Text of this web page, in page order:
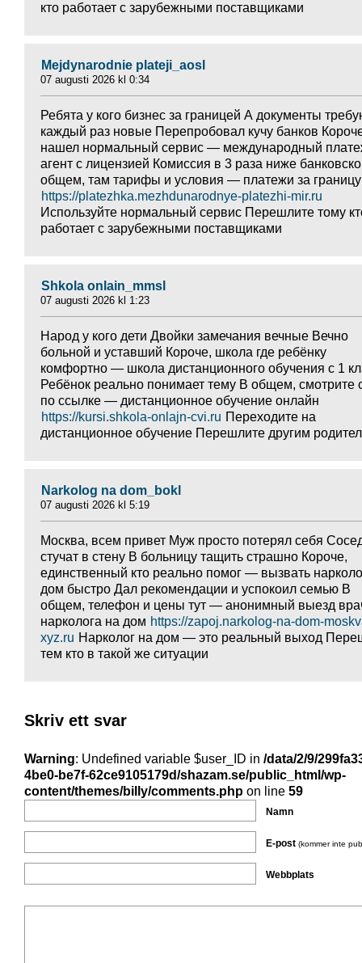
кто работает с зарубежными поставщиками
Mejdynarodnie plateji_aosl
07 augusti 2026 kl 0:34
Ребята у кого бизнес за границей А документы
каждый раз новые Перепробовал кучу банков
нашел нормальный сервис — международный
агент с лицензией Комиссия в 3 раза ниже
общем, там тарифы и условия — платежи за границу
https://platezhka.mezhdunarodnye-platezhi-mir.ru
Используйте нормальный сервис Перешлите тому
работает с зарубежными поставщиками
Shkola onlain_mmsl
07 augusti 2026 kl 1:23
Народ у кого дети Двойки замечания вечные Вечно
больной и уставший Короче, школа где ребёнку
комфортно — школа дистанционного обучения с 1
Ребёнок реально понимает тему В общем, смотрите
по ссылке — дистанционное обучение онлайн
https://kursi.shkola-onlajn-cvi.ru Переходите на
дистанционное обучение Перешлите другим
Narkolog na dom_bokl
07 augusti 2026 kl 5:19
Москва, всем привет Муж просто потерял себя
стучат в стену В больницу тащить страшно Короче,
единственный кто реально помог — вызвать
дом быстро Дал рекомендации и успокоил семью В
общем, телефон и цены тут — анонимный выезд
нарколога на дом https://zapoj.narkolog-na-dom-
xyz.ru Нарколог на дом — это реальный выход
тем кто в такой же ситуации
Skriv ett svar
Warning: Undefined variable $user_ID in /data/2/9/
4be0-be7f-62ce9105179d/shazam.se/public_html/wp-
content/themes/billy/comments.php on line 59
Namn
E-post (kommer inte
Webbplats